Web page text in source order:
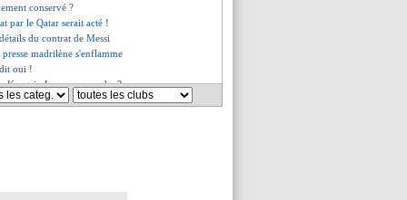
conservé ?
par le Qatar serait acté !
du contrat de Messi
madrilène s'enflamme
oui !
Kang-in Lee en approche ?
une première offre